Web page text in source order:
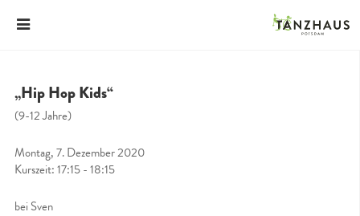
„Hip Hop Kids“
(9-12 Jahre)
Montag, 7. Dezember 2020
Kurszeit: 17:15 - 18:15
bei Sven